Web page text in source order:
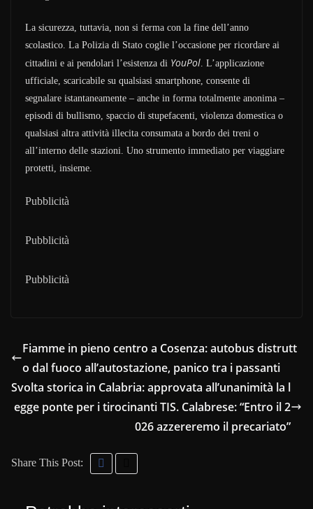
La sicurezza, tuttavia, non si ferma con la fine dell’anno
scolastico. La Polizia di Stato coglie l’occasione per ricordare ai
cittadini e ai pendolari l’esistenza di YouPol. L’applicazione
ufficiale, scaricabile su qualsiasi smartphone, consente di
segnalare istantaneamente – anche in forma totalmente anonima –
episodi di bullismo, spaccio di stupefacenti, violenza domestica o
qualsiasi altra attività illecita consumata a bordo dei treni o
all’interno delle stazioni. Uno strumento immediato per viaggiare
protetti, insieme.
Pubblicità
Pubblicità
Pubblicità
Fiamme in pieno centro a Cosenza: autobus distrutt
o dal fuoco all’autostazione, panico tra i passanti
Svolta storica in Calabria: approvata all’unanimità la l
egge ponte per i tirocinanti TIS. Calabrese: “Entro il 2
026 azzereremo il precariato”
Share This Post: